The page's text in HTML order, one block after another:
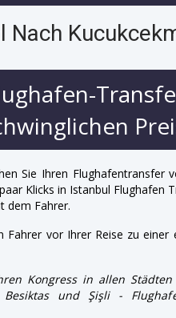
Nach
Sie Ihren Flughafentransfer
Klicks in Istanbul Flughafen
dem Fahrer.
vor Ihrer Reise zu einer
Kongress in allen
Besiktas und Şişli -